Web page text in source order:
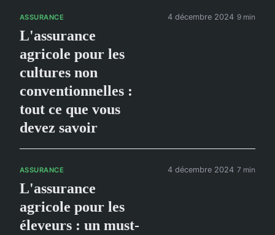
ASSURANCE
L'assurance
agricole pour les
cultures non
conventionnelles :
tout ce que vous
devez savoir
4 décembre 2024 9 min
ASSURANCE
L'assurance
agricole pour les
éleveurs : un must-
4 décembre 2024 7 min